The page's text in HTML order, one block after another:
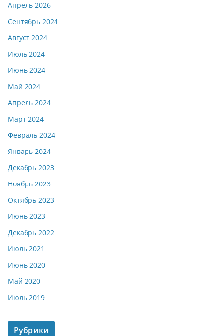
Апрель 2026
Сентябрь 2024
Август 2024
Июль 2024
Июнь 2024
Май 2024
Апрель 2024
Март 2024
Февраль 2024
Январь 2024
Декабрь 2023
Ноябрь 2023
Октябрь 2023
Июнь 2023
Декабрь 2022
Июль 2021
Июнь 2020
Май 2020
Июль 2019
Рубрики